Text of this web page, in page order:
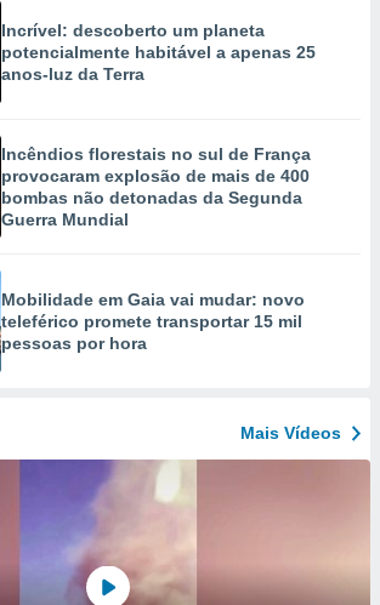
Incrível: descoberto um planeta
potencialmente habitável a apenas 25
anos-luz da Terra
Incêndios florestais no sul de França
provocaram explosão de mais de 400
bombas não detonadas da Segunda
Guerra Mundial
Mobilidade em Gaia vai mudar: novo
teleférico promete transportar 15 mil
pessoas por hora
Mais Vídeos